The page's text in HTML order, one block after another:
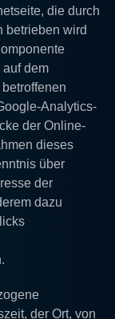
die durch
betrieben wird
auf dem
Analytics-
der Online-
dieses
über
der
dazu
der Ort, von